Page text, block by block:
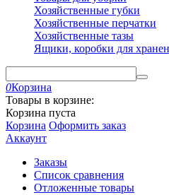
Хозяйственные губки
Хозяйственные перчатки
Хозяйственные тазы
Ящики, коробки для
0Корзина
Товары в корзине:
Корзина пуста
Корзина Оформить заказ
Аккаунт
Заказы
Список сравнения
Отложенные товары